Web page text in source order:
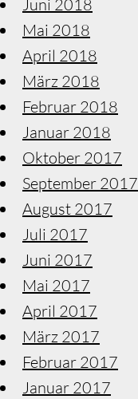
Juni 2018
Mai 2018
April 2018
März 2018
Februar 2018
Januar 2018
Oktober 2017
September 2017
August 2017
Juli 2017
Juni 2017
Mai 2017
April 2017
März 2017
Februar 2017
Januar 2017